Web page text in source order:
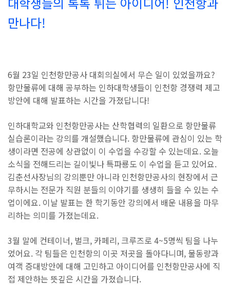
만나다!
6월 23일 인천항만공사 대회의실에서 무슨 일이 있었을까요?
항만물류에 대해 공부하는 인하대학생들이 인천항 경쟁력 제고
방안에 대해 발표하는 시간을 가졌답니다!
인하대학교와 인천항만공사는 산학협력의 일환으로 항만물류
실습론이라는 강의를 개설했습니다. 항만물류에 관심이 있는 학
생이라면 전공에 상관없이 이 수업을 수강할 수 있는데요. 오늘
소식을 전해드리는 길이빛나 특파룡도 이 수업을 듣고 있어요.
김춘선사장님의 강의뿐만 아니라 인천항만공사의 현장에서 근
무하시는 전문가 직원 분들의 이야기를 생생히 들을 수 있는 수
업이에요. 이날 발표는 한 학기동안 강의에서 배운 내용을 마무
리하는 의미를 가졌는데요.
3월 말에 컨테이너, 벌크, 카페리, 크루즈로 4~5명씩 팀을 나누
었어요. 각 팀들은 인천항의 이곳 저곳을 돌아다니며, 물동량과
여객 증대방안에 대해 고민하고 아이디어를 인천항만공사에 직
접 제안하는 뜻깊은 시간을 가졌습니다.